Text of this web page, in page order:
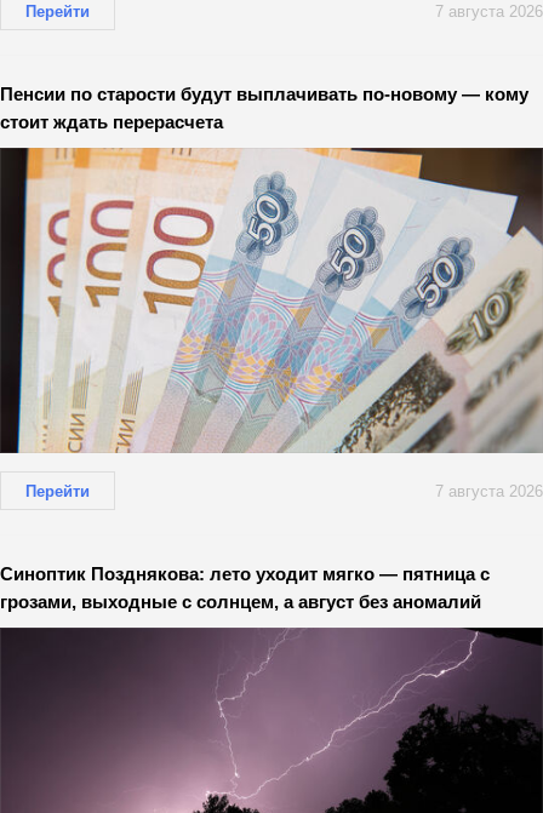
Перейти 7 августа 2026
Пенсии по старости будут выплачивать по-новому — кому
стоит ждать перерасчета
Перейти 7 августа 2026
Синоптик Позднякова: лето уходит мягко — пятница с
грозами, выходные с солнцем, а август без аномалий